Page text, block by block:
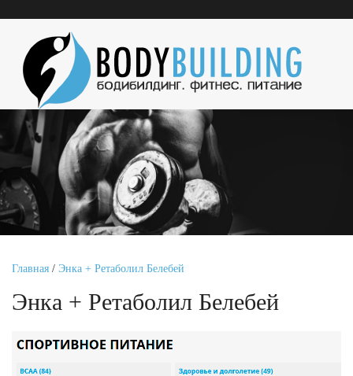
Главная / Энка + Ретаболил Белебей
Энка + Ретаболил Белебей